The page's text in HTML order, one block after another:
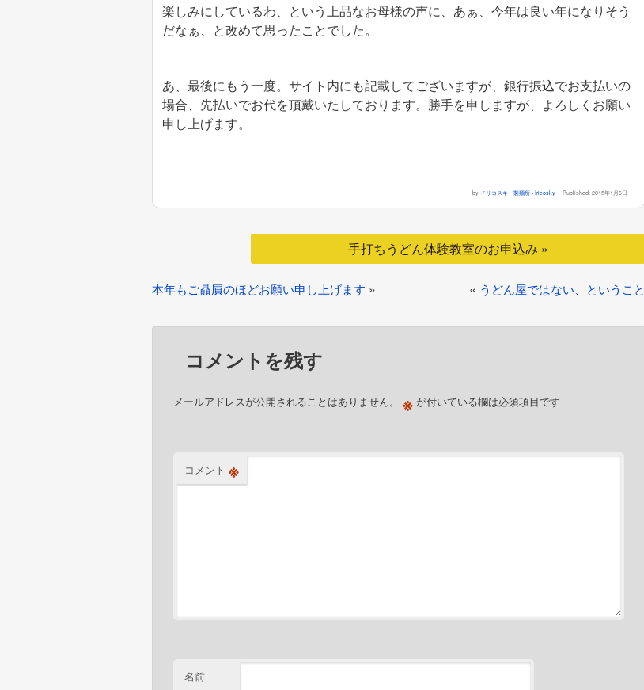
楽しみにしているわ、という上品なお母様の声に、あぁ、今年は良い年になりそう
だなぁ、と改めて思ったことでした。
あ、最後にもう一度。サイト内にも記載してございますが、銀行振込でお支払いの
場合、先払いでお代を頂戴いたしております。勝手を申しますが、よろしくお願い
申し上げます。
by イリコスキー製麺所 - IricoskyPublished: 2015年1月6日
手打ちうどん体験教室のお申込み »
« うどん屋ではない、ということ
本年もご贔屓のほどお願い申し上げます »
コメントを残す
メールアドレスが公開されることはありません。 ※ が付いている欄は必須項目です
コメント ※
名前